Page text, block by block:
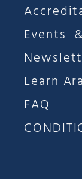
Events
Learn
FAQ